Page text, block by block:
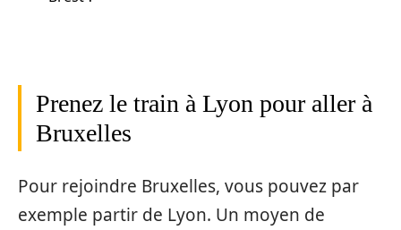
Prenez le train à Lyon pour aller à
Bruxelles
Pour rejoindre Bruxelles, vous pouvez par
exemple partir de Lyon. Un moyen de